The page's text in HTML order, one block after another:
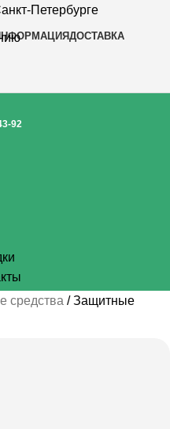
Петербурге
ДОСТАВКА
92
средства
Защитные